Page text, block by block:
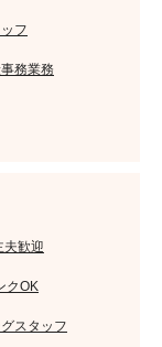
フ
務業務
夫歓迎
クOK
スタッフ